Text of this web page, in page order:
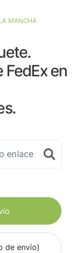
MANCHA
FedEx en
de envío)